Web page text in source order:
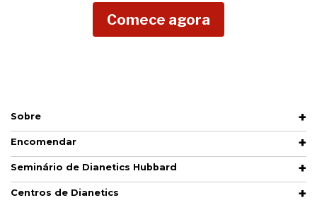
Comece agora
Sobre
Encomendar
Seminário de Dianetics Hubbard
Centros de Dianetics